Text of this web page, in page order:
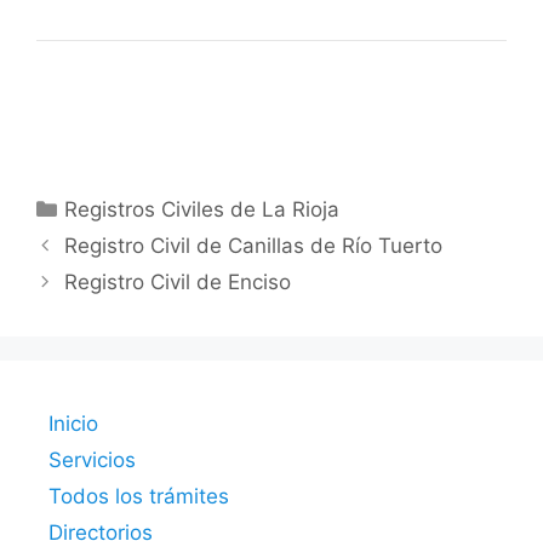
Categorías
Registros Civiles de La Rioja
Registro Civil de Canillas de Río Tuerto
Registro Civil de Enciso
Inicio
Servicios
Todos los trámites
Directorios